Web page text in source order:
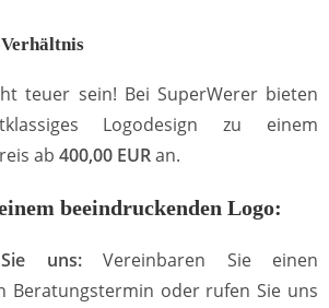
teuer sein! Bei SuperWerer bieten
Logodesign zu einem
ab 400,00 EURan.
beeindruckenden Logo:
uns:Vereinbaren Sie einen
Beratungstermin oder rufen Sie uns